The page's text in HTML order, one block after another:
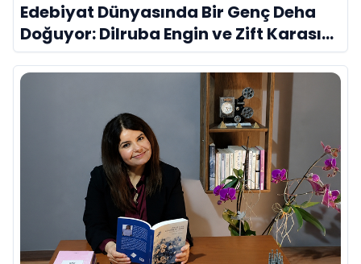
Edebiyat Dünyasında Bir Genç Deha
Doğuyor: Dilruba Engin ve Zift Karası
Evreni ‘AVENOİR’